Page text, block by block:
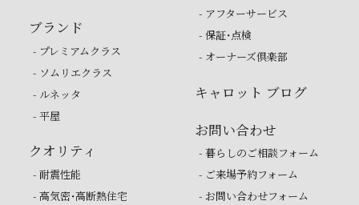
ブランド
- プレミアムクラス
- ソムリエクラス
- ルネッタ
- 平屋
クオリティ
- 耐震性能
- 高気密・高断熱住宅
- アフターサービス
- 保証・点検
- オーナーズ倶楽部
キャロット ブログ
お問い合わせ
- 暮らしのご相談フォーム
- ご来場予約フォーム
- お問い合わせフォーム